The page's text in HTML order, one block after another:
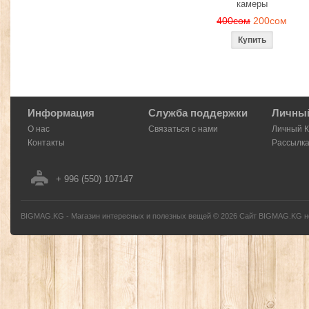
камеры
400сом 200сом
Информация
О нас
Контакты
Служба поддержки
Связаться с нами
Личный
Рассылка
+ 996 (550) 107147
BIGMAG.KG - Магазин интересных и полезных вещей © 2026 Сайт BIGMAG.KG
без письменного разрешения автора - запрещено, и будет преследоваться по